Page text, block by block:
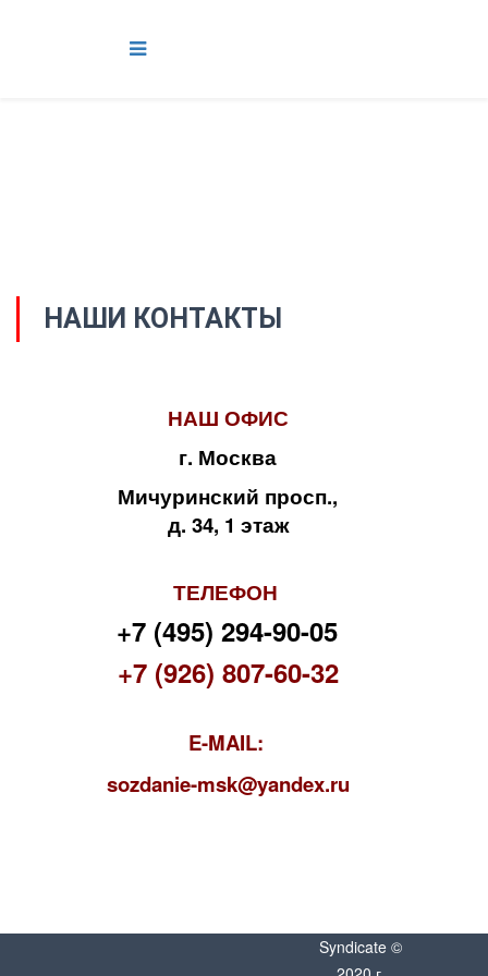
НАШИ КОНТАКТЫ
НАШ ОФИС
г. Москва
Мичуринский просп.,
д. 34, 1 этаж
ТЕЛЕФОН
+7 (495) 294-90-05
+7 (926) 807-60-32
E-MAIL:
sozdanie-msk@yandex.ru
Syndicate ©